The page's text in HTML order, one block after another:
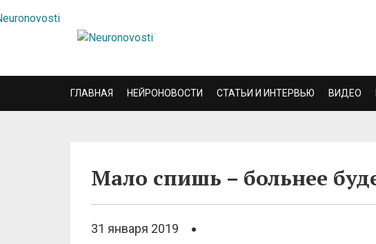
ГЛАВНАЯ НЕЙРОНОВОСТИ СТАТЬИ И ИНТЕРВЬЮ ВИДЕО
Мало спишь – больнее
31 января 2019